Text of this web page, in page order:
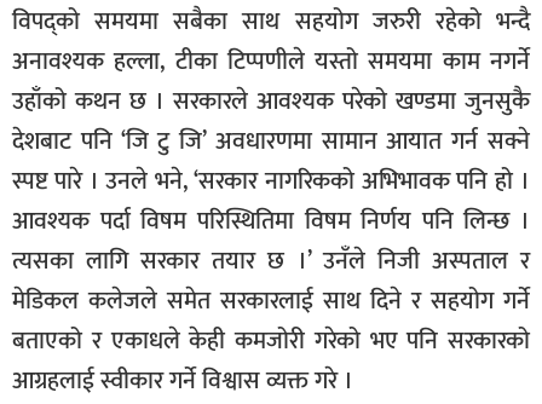
विपद्को समयमा सबैका साथ सहयोग जरुरी रहेको भन्दै
अनावश्यक हल्ला, टीका टिप्पणीले यस्तो समयमा काम नगर्ने
उहाँको कथन छ । सरकारले आवश्यक परेको खण्डमा जुनसुकै
देशबाट पनि ‘जि टु जि’ अवधारणमा सामान आयात गर्न सक्ने
स्पष्ट पारे । उनले भने, ‘सरकार नागरिकको अभिभावक पनि हो ।
आवश्यक पर्दा विषम परिस्थितिमा विषम निर्णय पनि लिन्छ ।
त्यसका लागि सरकार तयार छ ।’ उनँले निजी अस्पताल र
मेडिकल कलेजले समेत सरकारलाई साथ दिने र सहयोग गर्ने
बताएको र एकाधले केही कमजोरी गरेको भए पनि सरकारको
आग्रहलाई स्वीकार गर्ने विश्वास व्यक्त गरे ।